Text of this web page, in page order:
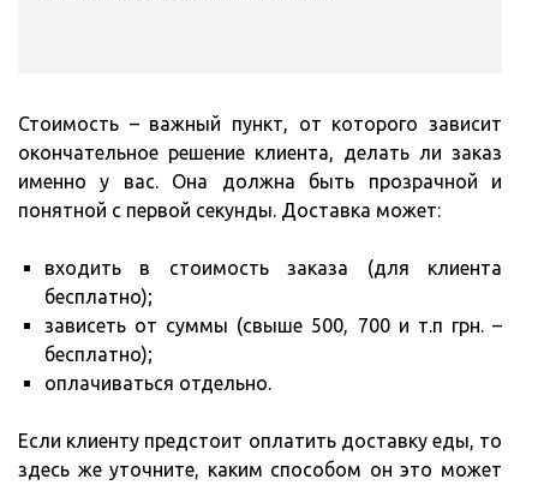
Стоимость – важный пункт, от которого зависит
окончательное решение клиента, делать ли заказ
именно у вас. Она должна быть прозрачной и
понятной с первой секунды. Доставка может:
входить в стоимость заказа (для клиента
бесплатно);
зависеть от суммы (свыше 500, 700 и т.п грн. –
бесплатно);
оплачиваться отдельно.
Если клиенту предстоит оплатить доставку еды, то
здесь же уточните, каким способом он это может